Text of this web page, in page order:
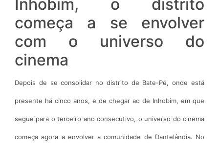
Inhobim, o distrito
começa a se envolver
com o universo do
cinema
Depois de se consolidar no distrito de Bate-Pé, onde está
presente há cinco anos, e de chegar ao de Inhobim, em que
segue para o terceiro ano consecutivo, o universo do cinema
começa agora a envolver a comunidade de Dantelândia. No